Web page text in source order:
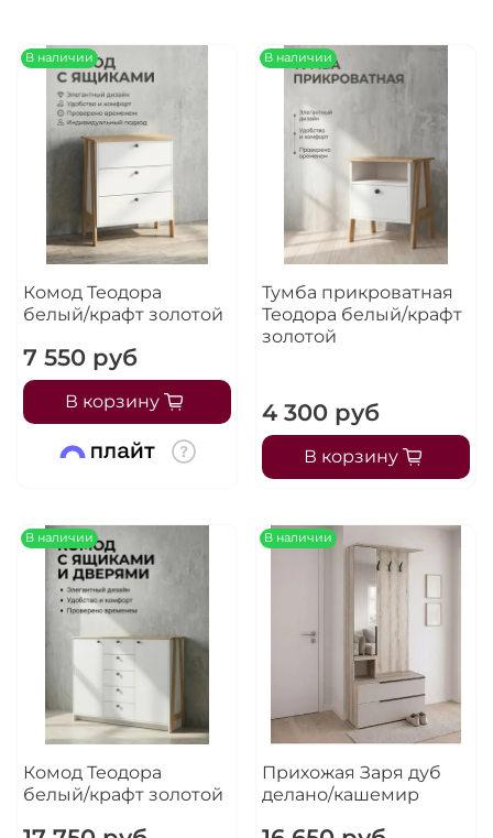
В наличии
Комод Теодора
белый/крафт золотой
7 550 руб
В корзину
В наличии
Тумба прикроватная
Теодора белый/крафт
золотой
4 300 руб
В корзину
В наличии
Комод Теодора
белый/крафт золотой
В наличии
Прихожая Заря дуб
делано/кашемир
Подробнее
об оплате Плайтом
раз в 2 недели
раз в 2 недели
Остались вопросы?
8 800 302-02-51